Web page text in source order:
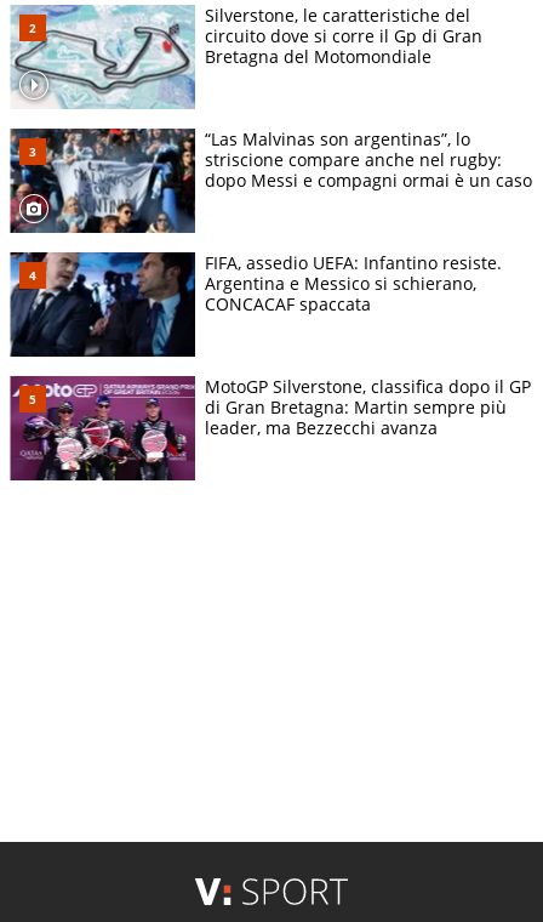
Silverstone, le caratteristiche del
circuito dove si corre il Gp di Gran
Bretagna del Motomondiale
“Las Malvinas son argentinas”, lo
striscione compare anche nel rugby:
dopo Messi e compagni ormai è un caso
FIFA, assedio UEFA: Infantino resiste.
Argentina e Messico si schierano,
CONCACAF spaccata
MotoGP Silverstone, classifica dopo il GP
di Gran Bretagna: Martin sempre più
leader, ma Bezzecchi avanza